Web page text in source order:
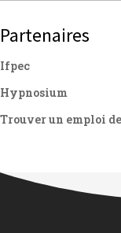
Partenaires
Ifpec
Hypnosium
Trouver un emploi